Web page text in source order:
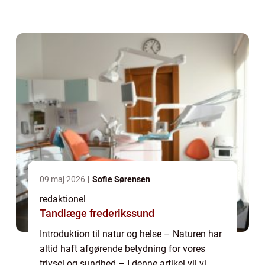
09 maj 2026 Sofie Sørensen
redaktionel
Tandlæge frederikssund
Introduktion til natur og helse – Naturen har
altid haft afgørende betydning for vores